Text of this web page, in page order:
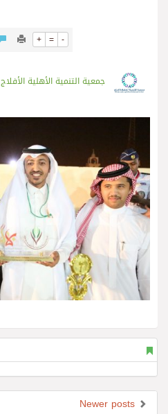
+ = -
جمعية التنمية الأهلية الأفلاج